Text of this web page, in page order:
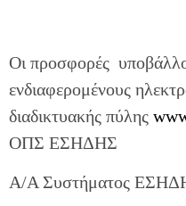
Οι προσφορές
ενδιαφερομένους
διαδικτυακής πύλης
ΟΠΣ ΕΣΗΔΗΣ
Α/Α Συστήματος